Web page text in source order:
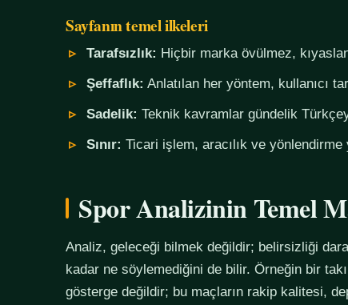
Sayfanın temel ilkeleri
Tarafsızlık: Hiçbir marka övülmez,
Şeffaflık: Anlatılan her yöntem, kullanıcı
Sadelik: Teknik kavramlar gündelik
Sınır: Ticari işlem, aracılık ve
Spor Analizinin Temel
Analiz, geleceği bilmek değildir; belirsizliği
kadar ne söylemediğini de bilir. Örneğin bir
gösterge değildir; bu maçların rakip kalitesi,